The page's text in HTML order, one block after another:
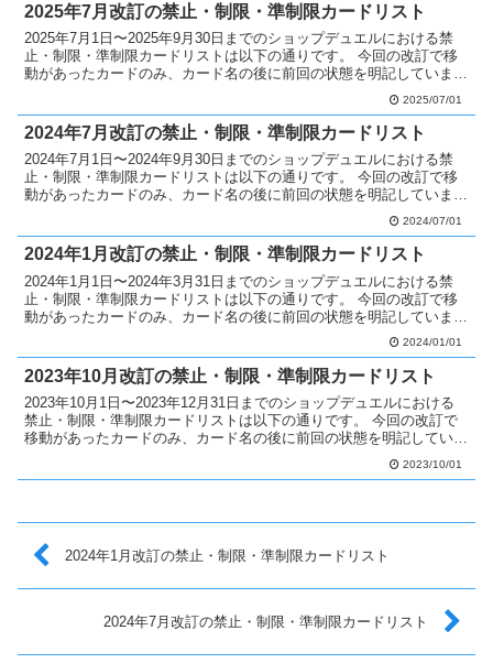
2025年7月改訂の禁止・制限・準制限カードリスト
2025年7月1日〜2025年9月30日までのショップデュエルにおける禁
止・制限・準制限カードリストは以下の通りです。 今回の改訂で移
動があったカードのみ、カード名の後に前回の状態を明記していま
2025/07/01
2024年7月改訂の禁止・制限・準制限カードリスト
2024年7月1日〜2024年9月30日までのショップデュエルにおける禁
止・制限・準制限カードリストは以下の通りです。 今回の改訂で移
動があったカードのみ、カード名の後に前回の状態を明記していま
2024/07/01
2024年1月改訂の禁止・制限・準制限カードリスト
2024年1月1日〜2024年3月31日までのショップデュエルにおける禁
止・制限・準制限カードリストは以下の通りです。 今回の改訂で移
動があったカードのみ、カード名の後に前回の状態を明記していま
2024/01/01
2023年10月改訂の禁止・制限・準制限カードリスト
2023年10月1日〜2023年12月31日までのショップデュエルにおける
禁止・制限・準制限カードリストは以下の通りです。 今回の改訂で
移動があったカードのみ、カード名の後に前回の状態を明記していま
2023/10/01
2024年1月改訂の禁止・制限・準制限カードリスト
2024年7月改訂の禁止・制限・準制限カードリスト